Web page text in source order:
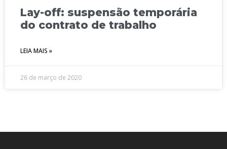
Lay-off: suspensão temporária
do contrato de trabalho
LEIA MAIS »
26 de março de 2020